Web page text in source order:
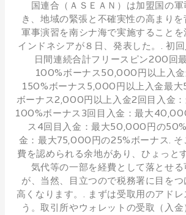
国連合（ＡＳＥＡＮ）は加盟国の
き、地域の緊張と不確実性の高まりを
軍事演習を南シナ海で実施することを
インドネシアが８日、発表した。. 初
日間連続合計フリースピン200
100%ボーナス50,000円以上入
150%ボーナス5,000円以上入金最
ボーナス2,000円以上入金2回目入金
100%ボーナス3回目入金：最大
ス4回目入金：最大50,000円の
金：最大75,000円の25%ボーナス. そ
費を認められる余地があり、ひょっと
気代等の一部を経費として落とせ
が、当然、目立つので税務署に目をつ
高くなります。. まずは受取用のアドレ
う。取引所やウォレットの受取（入